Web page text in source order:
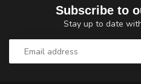
Subscribe to
Stay up to date